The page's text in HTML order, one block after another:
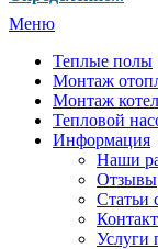
Меню
Теплые полы
Монтаж
Монтаж
Тепловой
Информация
Наши
Отзывы
Статьи
Услуги